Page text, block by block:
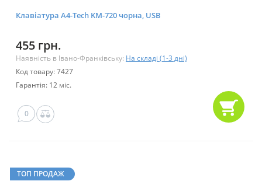
Клавіатура A4-Tech KM-720 чорна, USB
455 грн.
Наявність в Івано-Франківську: На складі (1-3 дні)
Код товару: 7427
Гарантія: 12 міс.
0
ТОП ПРОДАЖ